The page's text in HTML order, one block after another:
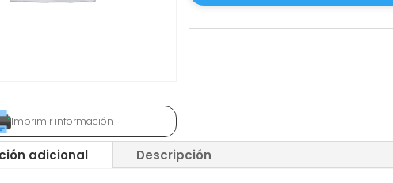
Imprimir información
adicional Descripción